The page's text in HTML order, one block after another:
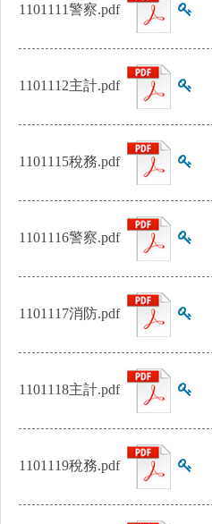
1101111警察.pdf
1101112主計.pdf
1101115稅務.pdf
1101116警察.pdf
1101117消防.pdf
1101118主計.pdf
1101119稅務.pdf